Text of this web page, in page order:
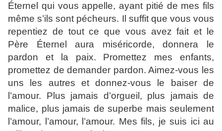
Éternel qui vous appelle, ayant pitié de mes fils
même s’ils sont pécheurs. Il suffit que vous vous
repentiez de tout ce que vous avez fait et le
Père Éternel aura miséricorde, donnera le
pardon et la paix. Promettez mes enfants,
promettez de demander pardon. Aimez-vous les
uns les autres et donnez-vous le baiser de
l’amour. Plus jamais d’orgueil, plus jamais de
malice, plus jamais de superbe mais seulement
l’amour, l’amour, l’amour. Mes fils, je suis ici au